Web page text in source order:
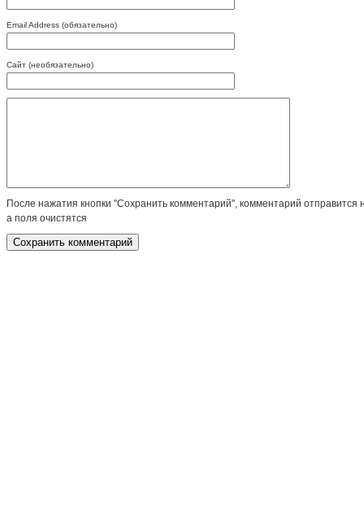
Email Address (обязательно)
Сайт (необязательно)
После нажатия кнопки "Сохранить комментарий", комментарий отправится
а поля очистятся